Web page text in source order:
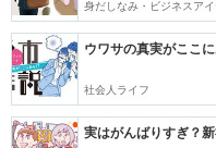
身だしなみ・ビジネスアイ
ウワサの真実がここ
社会人ライフ
実はがんばりすぎ？